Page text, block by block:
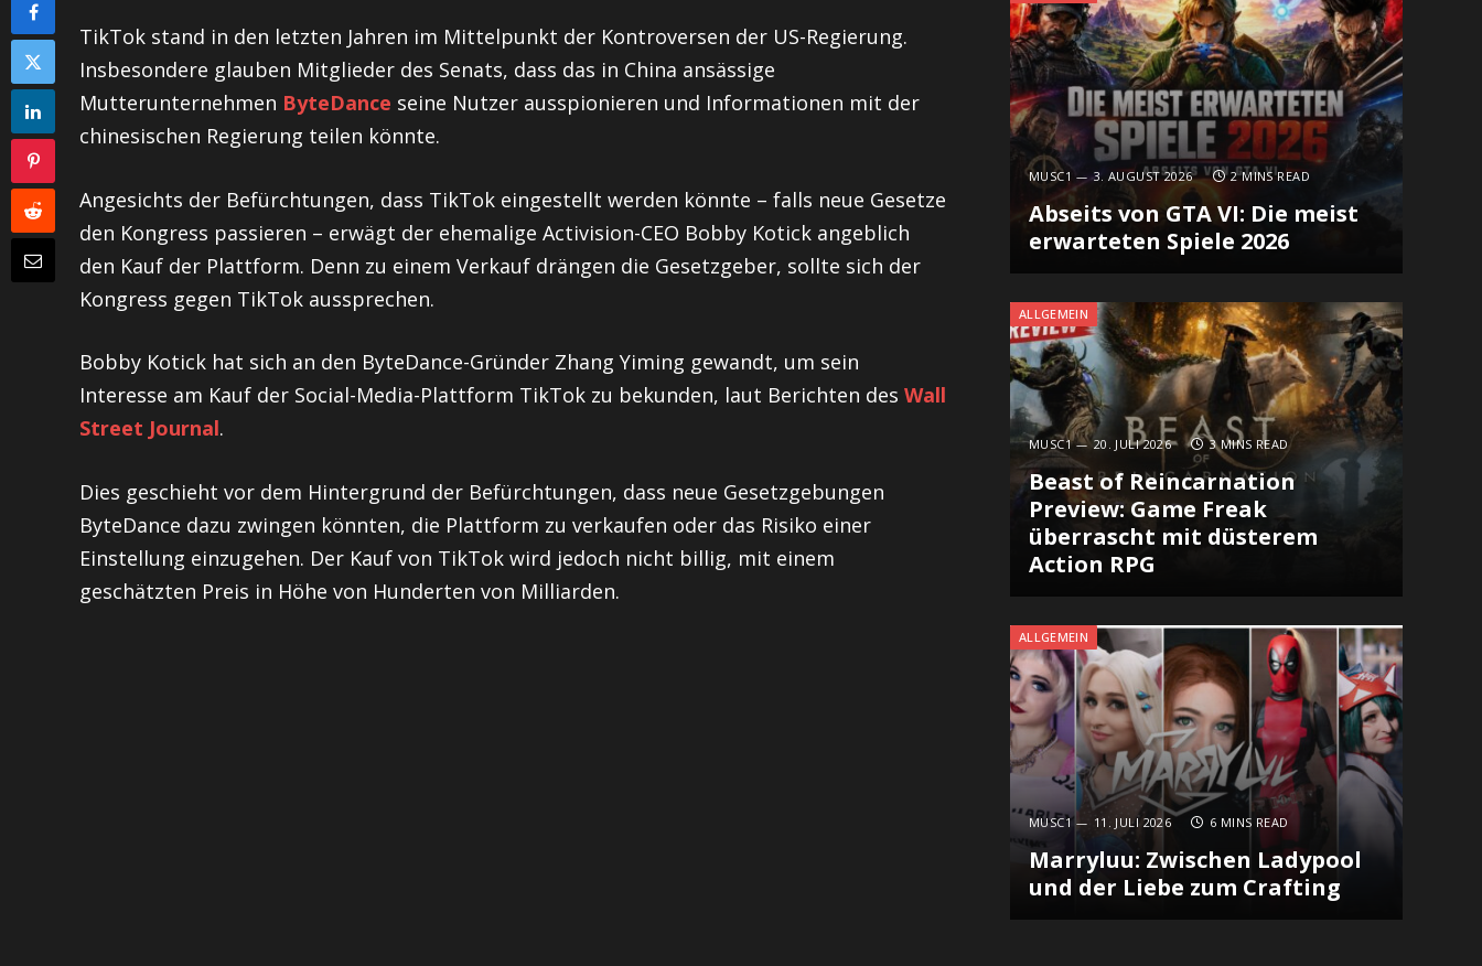
TikTok stand in den letzten Jahren im Mittelpunkt der Kontroversen der US-Regierung.
Insbesondere glauben Mitglieder des Senats, dass das in China ansässige
Mutterunternehmen ByteDance seine Nutzer ausspionieren und Informationen mit der
chinesischen Regierung teilen könnte.
Angesichts der Befürchtungen, dass TikTok eingestellt werden könnte – falls neue Gesetze
den Kongress passieren – erwägt der ehemalige Activision-CEO Bobby Kotick angeblich
den Kauf der Plattform. Denn zu einem Verkauf drängen die Gesetzgeber, sollte sich der
Kongress gegen TikTok aussprechen.
Bobby Kotick hat sich an den ByteDance-Gründer Zhang Yiming gewandt, um sein
Interesse am Kauf der Social-Media-Plattform TikTok zu bekunden, laut Berichten des Wall
Street Journal.
Dies geschieht vor dem Hintergrund der Befürchtungen, dass neue Gesetzgebungen
ByteDance dazu zwingen könnten, die Plattform zu verkaufen oder das Risiko einer
Einstellung einzugehen. Der Kauf von TikTok wird jedoch nicht billig, mit einem
geschätzten Preis in Höhe von Hunderten von Milliarden.
MUSC1 3. AUGUST 2026 2 MINS READ
Abseits von GTA VI: Die meist
erwarteten Spiele 2026
ALLGEMEIN
MUSC1 20. JULI 2026 3 MINS READ
Beast of Reincarnation
Preview: Game Freak
überrascht mit düsterem
Action RPG
ALLGEMEIN
MUSC1 11. JULI 2026 6 MINS READ
Marryluu: Zwischen Ladypool
und der Liebe zum Crafting